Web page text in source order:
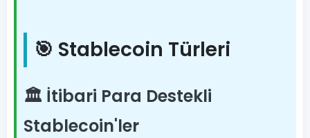
🎯 Stablecoin Türleri
🏛️ İtibari Para Destekli
Stablecoin'ler